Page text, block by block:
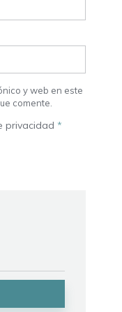
y web en este
comente.
privacidad *